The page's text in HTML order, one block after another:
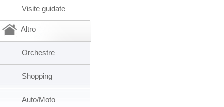
Visite guidate
Altro
Orchestre
Shopping
Auto/Moto